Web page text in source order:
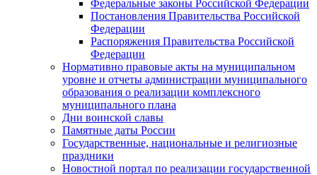
Федеральные законы Российской Федерации
Постановления Правительства Российской
Федерации
Распоряжения Правительства Российской
Федерации
Нормативно правовые акты на муниципальном
уровне и отчеты администрации муниципального
образования о реализации комплексного
муниципального плана
Дни воинской славы
Памятные даты России
Государственные, национальные и религиозные
праздники
Новостной портал по реализации государственной